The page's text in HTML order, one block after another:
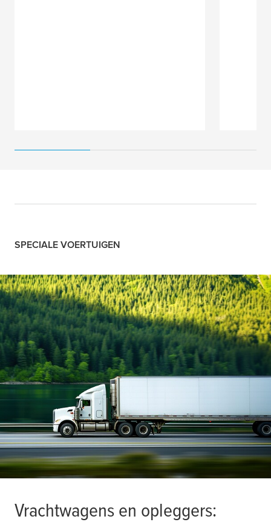
SPECIALE VOERTUIGEN
Vrachtwagens en opleggers: